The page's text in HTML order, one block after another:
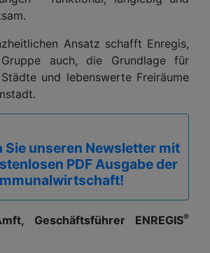
Ansatz schafft Enregis,
auch, die Grundlage für
und lebenswerte Freiräume
Sie unseren Newsletter mit
PDF Ausgabe der
Geschäftsführer ENREGIS®